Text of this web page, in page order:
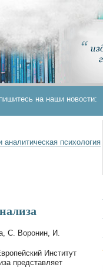
на наши новости:
аналитическая психология
С. Воронин, И.
Институт
представляет